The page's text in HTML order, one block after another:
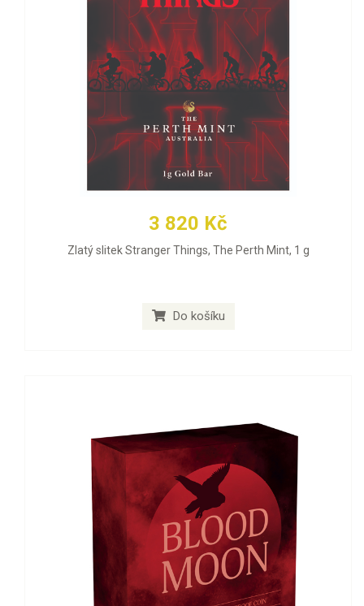
3 820 Kč
Zlatý slitek Stranger Things, The Perth Mint, 1 g
Do košíku